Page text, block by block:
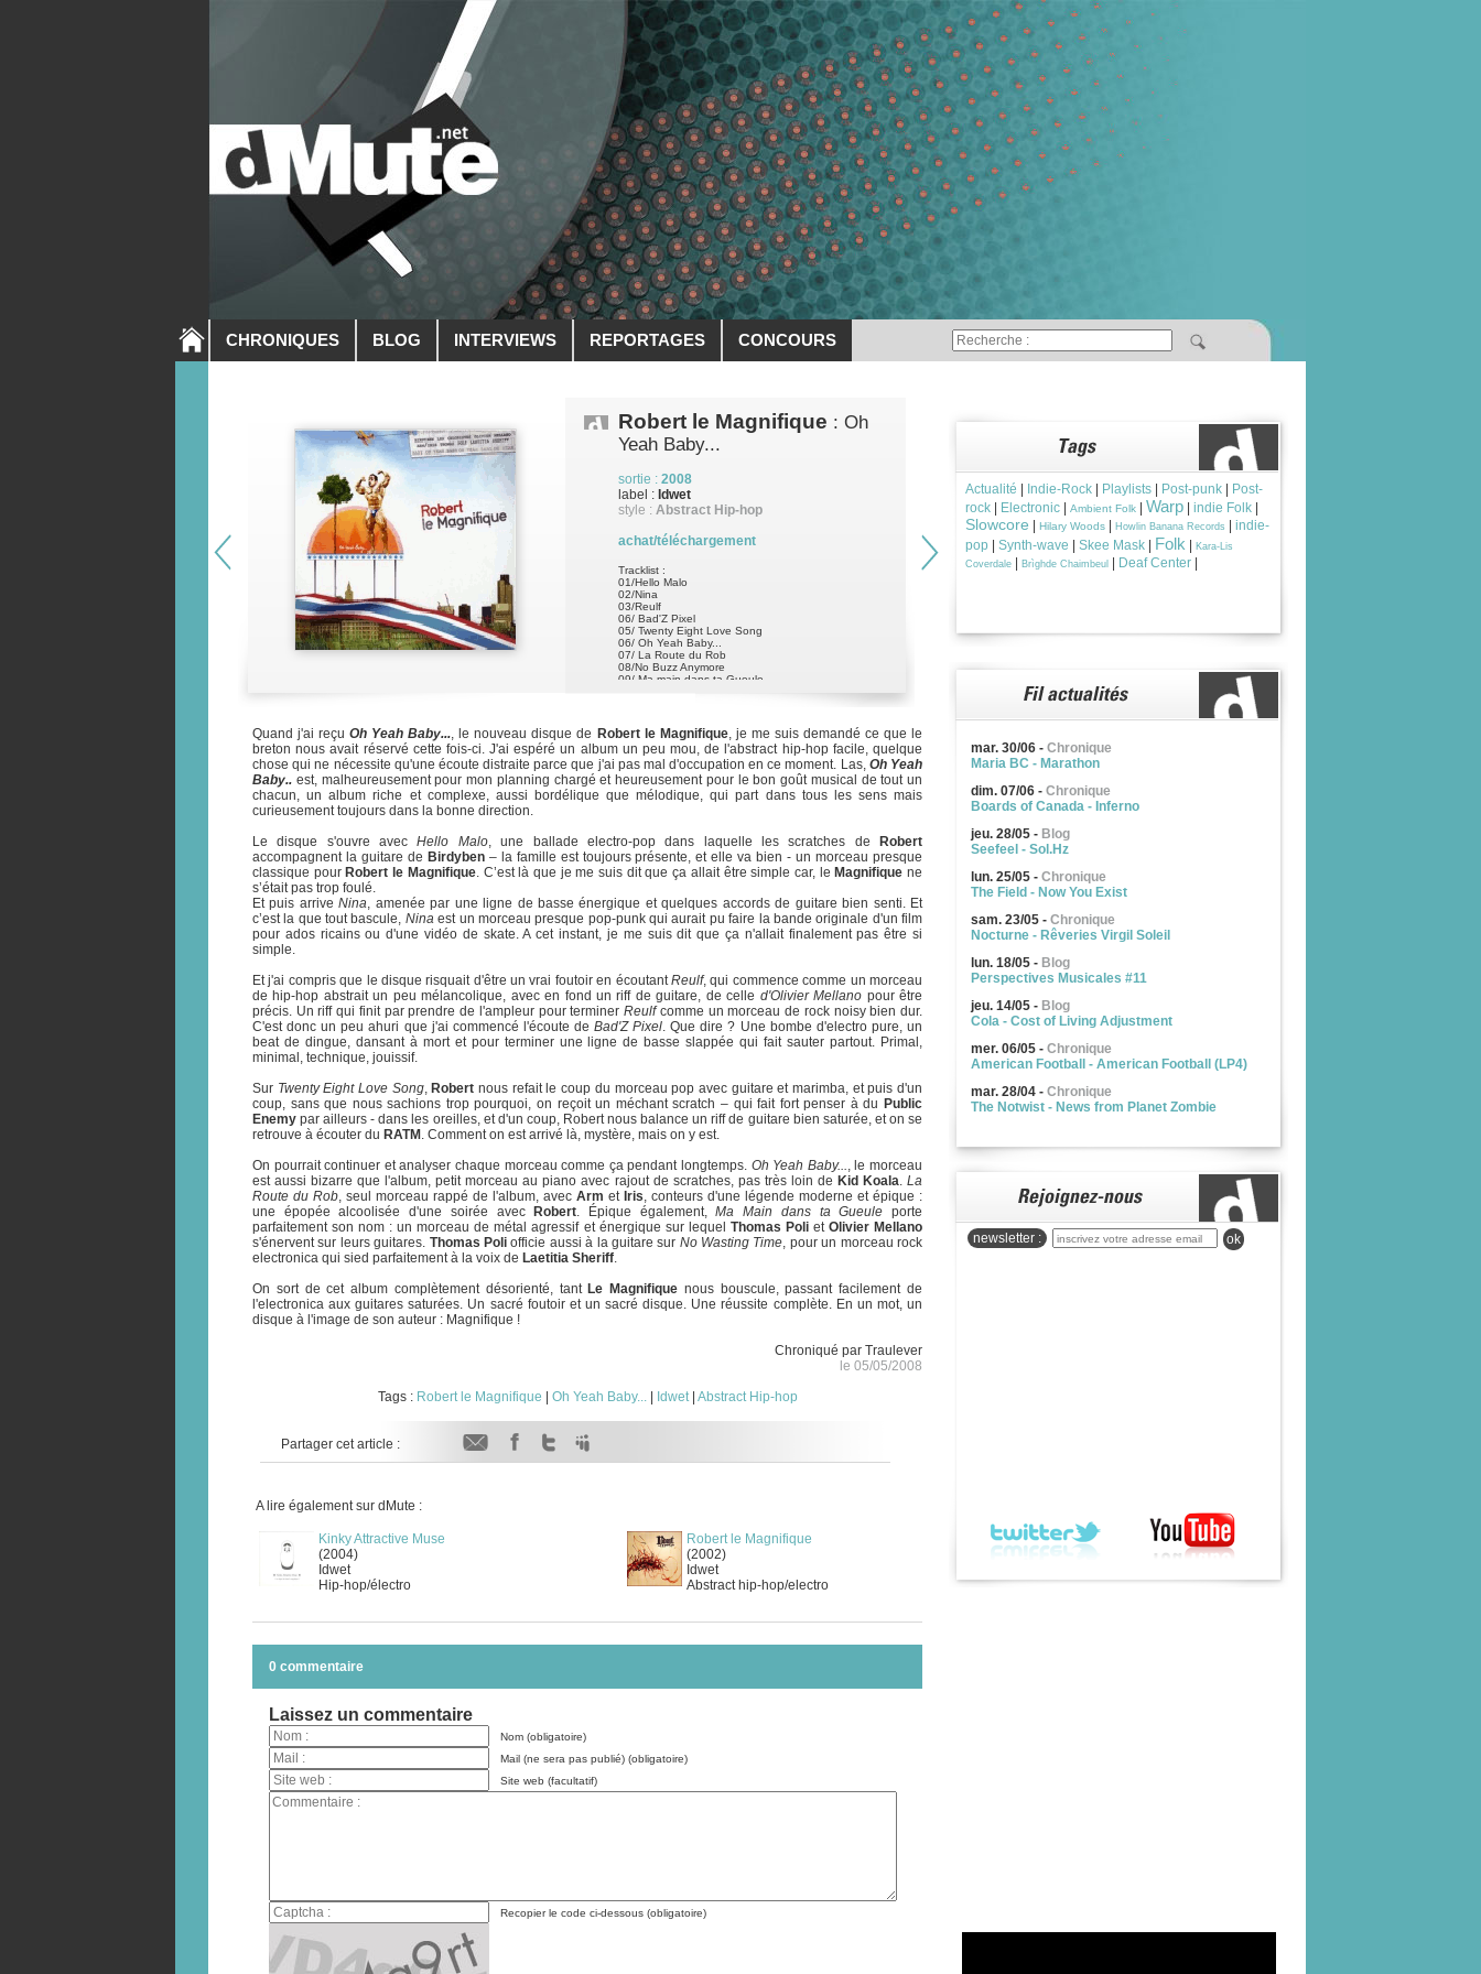
CHRONIQUES BLOG INTERVIEWS REPORTAGES CONCOURS
Robert le Magnifique : Oh
Yeah Baby...
sortie : 2008
label : Idwet
style : Abstract Hip-hop
achat/téléchargement
Tracklist :
01/Hello Malo
02/Nina
03/Reulf
06/ Bad'Z Pixel
05/ Twenty Eight Love Song
06/ Oh Yeah Baby...
07/ La Route du Rob
08/No Buzz Anymore
09/ Ma main dans ta Gueule
Quand j'ai reçuOh Yeah Baby..., le nouveau disque de Robert le Magnifique, je me suis demandé ce que le
breton nous avait réservé cette fois-ci. J'ai espéré un album un peu mou, de l'abstract hip-hop facile, quelque
chose qui ne nécessite qu'une écoute distraite parce que j'ai pas mal d'occupation en ce moment. Las, Oh Yeah
Baby.. est, malheureusement pour mon planning chargé et heureusement pour le bon goût musical de tout un
chacun, un album riche et complexe, aussi bordélique que mélodique, qui part dans tous les sens mais
curieusement toujours dans la bonne direction.
Le disque s'ouvre avecHello Malo, une ballade electro-pop dans laquelle les scratches de
Robert
accompagnent la guitare de Birdyben– la famille est toujours présente, et elle va bien - un morceau presque
classique pour Robert le Magnifique. C’est là que je me suis dit que ça allait être simple car, le Magnifique ne
s’était pas trop foulé.
Et puis arriveNina, amenée par une ligne de basse énergique et quelques accords de guitare bien senti. Et
c’est la que tout bascule, Ninaest un morceau presque pop-punk qui aurait pu faire la bande originale d'un film
pour ados ricains ou d'une vidéo de skate. A cet instant, je me suis dit que ça n'allait finalement pas être si
simple.
Et j'ai compris que le disque risquait d'être un vrai foutoir en écoutantReulf, qui commence comme un morceau
de hip-hop abstrait un peu mélancolique, avec en fond un riff de guitare, de celle d'Olivier Mellano pour être
précis. Un riff qui finit par prendre de l'ampleur pour terminerReulfcomme un morceau de rock noisy bien dur.
C'est donc un peu ahuri que j'ai commencé l'écoute deBad'Z Pixel. Que dire ? Une bombe d'electro pure, un
beat de dingue, dansant à mort et pour terminer une ligne de basse slappée qui fait sauter partout. Primal,
minimal, technique, jouissif.
Sur Twenty Eight Love Song, Robert nous refait le coup du morceau pop avec guitare et marimba, et puis d'un
coup, sans que nous sachions trop pourquoi, on reçoit un méchant scratch – qui fait fort penser à du Public
Enemy par ailleurs - dans les oreilles, et d'un coup, Robert nous balance un riff de guitare bien saturée, et on se
retrouve à écouter du RATM . Comment on est arrivé là, mystère, mais on y est.
On pourrait continuer et analyser chaque morceau comme ça pendant longtemps. Oh Yeah Baby..., le morceau
est aussi bizarre que l'album, petit morceau au piano avec rajout de scratches, pas très loin de Kid Koala.La
Route du Rob, seul morceau rappé de l'album, avec Arm et Iris, conteurs d'une légende moderne et épique :
une épopée alcoolisée d'une soirée avec
Robert. Épique également,Ma Main dans ta Gueule porte
parfaitement son nom : un morceau de métal agressif et énergique sur lequel Thomas Poliet Olivier Mellano
s'énervent sur leurs guitares. Thomas Poliofficie aussi à la guitare sur No Wasting Time, pour un morceau rock
electronica qui sied parfaitement à la voix de Laetitia Sheriff.
On sort de cet album complètement désorienté, tant Le Magnifique nous bouscule, passant facilement de
l'electronica aux guitares saturées. Un sacré foutoir et un sacré disque. Une réussite complète. En un mot, un
disque à l'image de son auteur : Magnifique !
Chroniqué par Traulever
le 05/05/2008
Tags : Robert le Magnifique Oh Yeah Baby...| Idwet| Abstract Hip-hop
Partager cet article :
A lire également sur dMute :
Kinky Attractive Muse
(2004)
Idwet
Hip-hop/électro
Robert le Magnifique
(2002)
Idwet
Abstract hip-hop/electro
0 commentaire
Laissez un commentaire
Nom (obligatoire)
Mail (ne sera pas publié) (obligatoire)
Site web (facultatif)
Recopier le code ci-dessous (obligatoire)
Actualité Indie-Rock Playlists Post-punk
Post-
rock
Electronic Ambient Folk Warp indie Folk
Slowcore Hilary Woods Howlin Banana Records
indie-
pop
Synth-wave Skee Mask Folk
Kara-Lis
Coverdale
Brìghde Chaimbeul Deaf Center
mar. 30/06 - Chronique
Maria BC - Marathon
dim. 07/06 - Chronique
Boards of Canada - Inferno
jeu. 28/05 - Blog
Seefeel - Sol.Hz
lun. 25/05 - Chronique
The Field - Now You Exist
sam. 23/05 - Chronique
Nocturne - Rêveries Virgil Soleil
lun. 18/05 - Blog
Perspectives Musicales #11
jeu. 14/05 - Blog
Cola - Cost of Living Adjustment
mer. 06/05 - Chronique
American Football - American Football (LP4)
mar. 28/04 - Chronique
The Notwist - News from Planet Zombie
newsletter : ok